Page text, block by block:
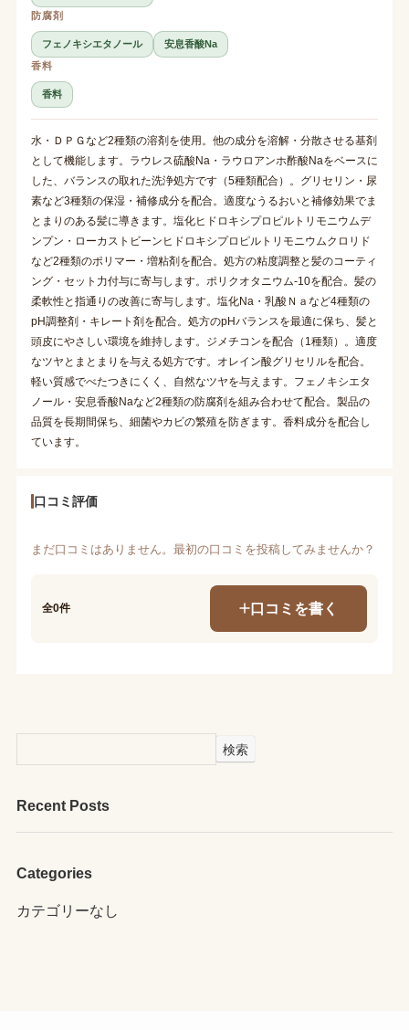
防腐剤
フェノキシエタノール
安息香酸Na
香料
香料
水・ＤＰＧなど2種類の溶剤を使用。他の成分を溶解・分散させる基剤
として機能します。ラウレス硫酸Na・ラウロアンホ酢酸Naをベースに
した、バランスの取れた洗浄処方です（5種類配合）。グリセリン・尿
素など3種類の保湿・補修成分を配合。適度なうるおいと補修効果でま
とまりのある髪に導きます。塩化ヒドロキシプロピルトリモニウムデ
ンプン・ローカストビーンヒドロキシプロピルトリモニウムクロリド
など2種類のポリマー・増粘剤を配合。処方の粘度調整と髪のコーティ
ング・セット力付与に寄与します。ポリクオタニウム-10を配合。髪の
柔軟性と指通りの改善に寄与します。塩化Na・乳酸Ｎａなど4種類の
pH調整剤・キレート剤を配合。処方のpHバランスを最適に保ち、髪と
頭皮にやさしい環境を維持します。ジメチコンを配合（1種類）。適度
なツヤとまとまりを与える処方です。オレイン酸グリセリルを配合。
軽い質感でべたつきにくく、自然なツヤを与えます。フェノキシエタ
ノール・安息香酸Naなど2種類の防腐剤を組み合わせて配合。製品の
品質を長期間保ち、細菌やカビの繁殖を防ぎます。香料成分を配合し
ています。
口コミ評価
まだ口コミはありません。最初の口コミを投稿してみませんか？
全0件 口コミを書く
検索
Recent Posts
Categories
カテゴリーなし